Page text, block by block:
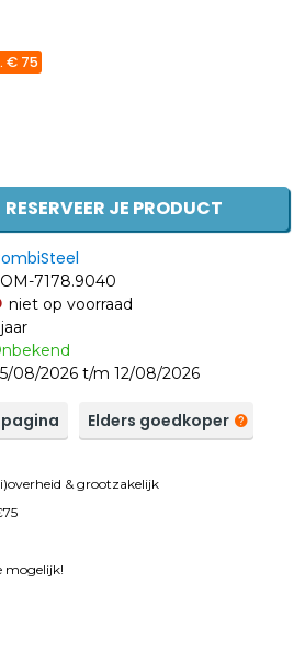
€ 75
RESERVEER JE PRODUCT
7178.9040
niet op voorraad
08/2026 t/m 12/08/2026
Elders goedkoper
& grootzakelijk
mogelijk!